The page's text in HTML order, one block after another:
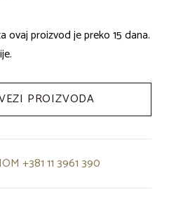
ovaj proizvod je preko 15 dana.
PROIZVODA
+381 11 3961 390